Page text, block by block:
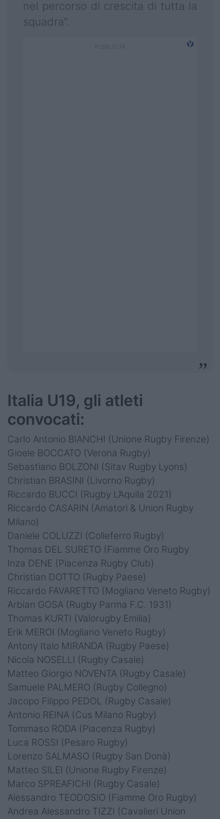
nel percorso di crescita di tutta la
squadra”.
Italia U19, gli atleti
convocati:
Carlo Antonio BIANCHI (Unione Rugby Firenze)
Gioele BOCCATO (Verona Rugby)
Sebastiano BOLZONI (Sitav Rugby Lyons)
Christian BRASINI (Livorno Rugby)
Riccardo BUCCI (Rugby L’Aquila 2021)
Riccardo CASARIN (Amatori & Union Rugby
Milano)
Daniele COLUZZI (Colleferro Rugby)
Thomas DEL SURETO (Fiamme Oro Rugby
Inza DENE (Piacenza Rugby Club)
Christian DOTTO (Rugby Paese)
Riccardo FAVARETTO (Mogliano Veneto Rugby)
Arbian GOSA (Rugby Parma F.C. 1931)
Thomas KURTI (Valorugby Emilia)
Erik MEROI (Mogliano Veneto Rugby)
Antony Italo MIRANDA (Rugby Paese)
Nicola NOSELLI (Rugby Casale)
Matteo Giorgio NOVENTA (Rugby Casale)
Samuele PALMERO (Rugby Collegno)
Jacopo Filippo PEDOL (Rugby Casale)
Antonio REINA (Cus Milano Rugby)
Tommaso RODA (Piacenza Rugby)
Luca ROSSI (Pesaro Rugby)
Lorenzo SALMASO (Rugby San Donà)
Matteo SILEI (Unione Rugby Firenze)
Marco SPREAFICHI (Rugby Casale)
Alessandro TEODOSIO (Fiamme Oro Rugby)
Andrea Alessandro TIZZI (Cavalieri Union